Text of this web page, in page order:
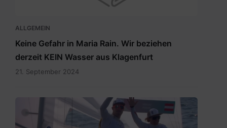
ALLGEMEIN
Keine Gefahr in Maria Rain. Wir beziehen
derzeit KEIN Wasser aus Klagenfurt
21. September 2024
Siegerpose.png